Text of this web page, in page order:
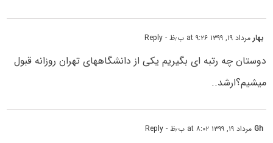
بهارمرداد ۱۹, ۱۳۹۹ at ۹:۲۶ ب٫ظ - Reply
دوستان چه رتبه ای بگیریم یکی از دانشگاههای تهران روزانه قبول
میشیم؟ارشد..
Gh مرداد ۱۹, ۱۳۹۹ at ۸:۰۲ ب٫ظ - Reply